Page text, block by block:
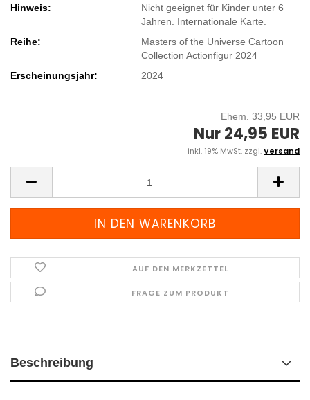
Hinweis:
Nicht geeignet für Kinder unter 6
Jahren. Internationale Karte.
Reihe:
Masters of the Universe Cartoon
Collection Actionfigur 2024
Erscheinungsjahr:
2024
Ehem. 33,95 EUR
Nur 24,95 EUR
inkl. 19% MwSt. zzgl.Versand
AUF DEN MERKZETTEL
FRAGE ZUM PRODUKT
Beschreibung